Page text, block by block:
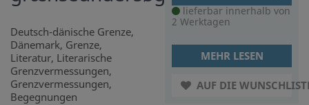
Deutsch-dänische Grenze,
Dänemark, Grenze,
Literatur, Literarische
Grenzvermessungen,
Grenzvermessungen,
Begegnungen
lieferbar innerhalb von
2 Werktagen
MEHR LESEN
AUF DIE